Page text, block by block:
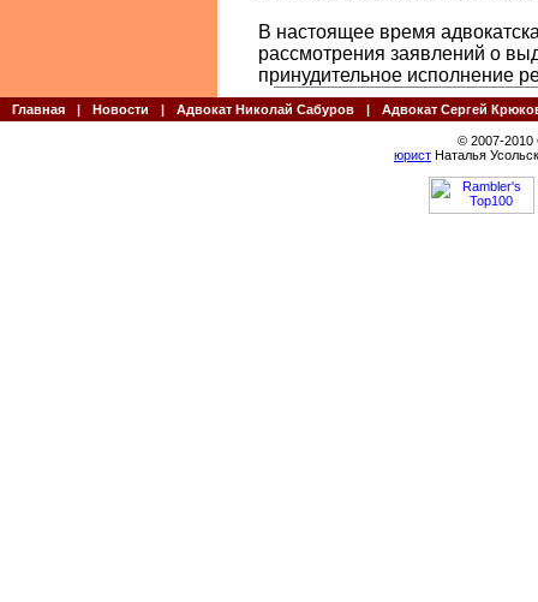
В настоящее время
рассмотрения заявлений о
принудительное исполнение
Главная | Новости | Адвокат Николай Сабуров | Адвокат Сергей
© 2007-
юрист Наталья